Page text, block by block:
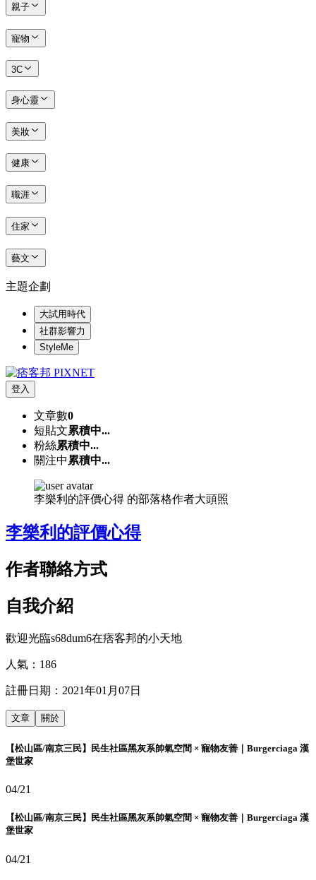
親子
寵物
3C
身心靈
美妝
健康
職涯
住家
藝文
主題企劃
大試用時代
社群影響力
StyleMe
登入
文章數0
短貼文累積中...
粉絲累積中...
關注中 累積中...
李樂利的評價心得 的部落格作者大頭照
李樂利的評價心得
作者聯絡方式
自我介紹
歡迎光臨s68dum6在痞客邦的小天地
人氣： 186
註冊日期： 2021年01月07日
文章 關於
【松山區/南京三民】民生社區黑灰系帥氣空間 × 寵物友善｜Burgerciaga 漢
堡世家
04/21
【松山區/南京三民】民生社區黑灰系帥氣空間 × 寵物友善｜Burgerciaga 漢
堡世家
04/21